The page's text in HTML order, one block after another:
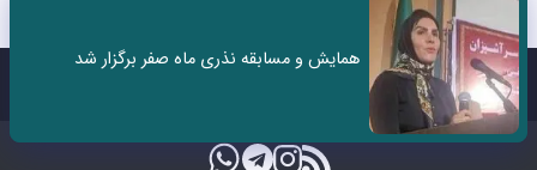
کارفرما» چگونه به تقویم رسمی کشور رسید؟
سکه در یک قدمی ۱۸۵ میلیون تومان
تشکل‌ها در مسیر ارتقای تاب‌آوری اعضا برنامه‌ریزی کنند
روند تغییرات مدیریتی هلدینگ خلیج فارس قانونی است؟/
روایت‌های متناقض و نگرانی سهامدارانهمایش و مسابقه نذری ماه صفر برگزار شد